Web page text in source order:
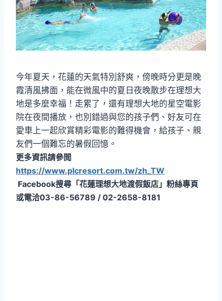
今年夏天，花蓮的天氣特別舒爽，傍晚時分更是晚
霞清風拂面，能在微風中的夏日夜晚散步在理想大
地是多麼幸福！走累了，還有理想大地的星空電影
院在夜間播放，也別錯過與您的孩子們、好友可在
愛車上一起欣賞精彩電影的難得機會，給孩子、親
友們一個難忘的暑假回憶。
更多資訊請參閲
https://www.plcresort.com.tw/zh_TW
Facebook搜尋「花蓮理想大地渡假飯店」粉絲專頁
或電洽03-86-56789 / 02-2658-8181